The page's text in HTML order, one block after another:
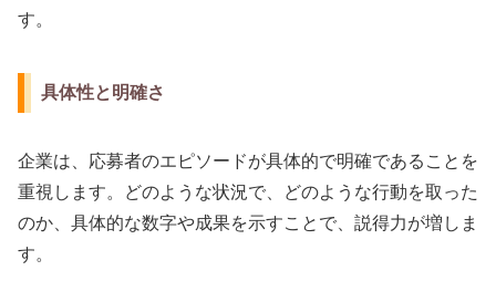
す。
具体性と明確さ
企業は、応募者のエピソードが具体的で明確であることを
重視します。どのような状況で、どのような行動を取った
のか、具体的な数字や成果を示すことで、説得力が増しま
す。